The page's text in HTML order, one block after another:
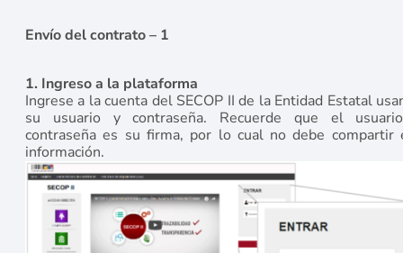
Envío del contrato – 1
1. Ingreso a la plataforma
Ingrese a la cuenta del SECOP II de la Entidad Estatal
su usuario y contraseña. Recuerde que el
contraseña es su firma, por lo cual no debe compartir
información.